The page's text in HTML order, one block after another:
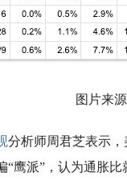
图片来
分析师周君芝表示
“鹰派”，认为通胀